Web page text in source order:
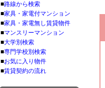
■路線から検索
■家具・家電付マンション
■家具・家電無し賃貸物件
■マンスリーマンション
■大学別検索
■専門学校別検索
■お気に入り物件
■賃貸契約の流れ